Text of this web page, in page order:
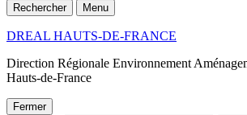
Rechercher Menu
DREAL HAUTS-DE-FRANCE
Direction Régionale Environnement
Hauts-de-France
Fermer